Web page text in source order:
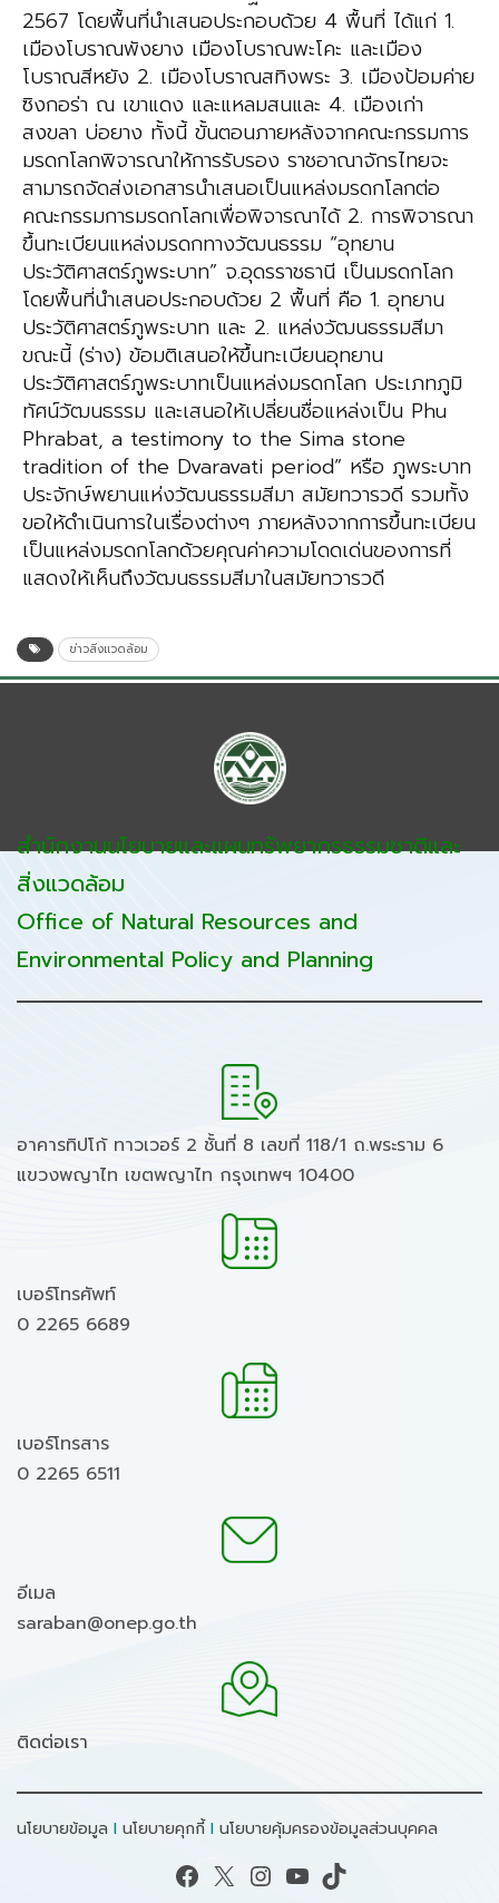
2567 โดยพื้นที่นำเสนอประกอบด้วย 4 พื้นที่ ได้แก่ 1.
เมืองโบราณพังยาง เมืองโบราณพะโคะ และเมือง
โบราณสีหยัง 2. เมืองโบราณสทิงพระ 3. เมืองป้อมค่าย
ซิงกอร่า ณ เขาแดง และแหลมสนและ 4. เมืองเก่า
สงขลา บ่อยาง ทั้งนี้ ขั้นตอนภายหลังจากคณะกรรมการ
มรดกโลกพิจารณาให้การรับรอง ราชอาณาจักรไทยจะ
สามารถจัดส่งเอกสารนำเสนอเป็นแหล่งมรดกโลกต่อ
คณะกรรมการมรดกโลกเพื่อพิจารณาได้ 2. การพิจารณา
ขึ้นทะเบียนแหล่งมรดกทางวัฒนธรรม “อุทยาน
ประวัติศาสตร์ภูพระบาท” จ.อุดรราชธานี เป็นมรดกโลก
โดยพื้นที่นำเสนอประกอบด้วย 2 พื้นที่ คือ 1. อุทยาน
ประวัติศาสตร์ภูพระบาท และ 2. แหล่งวัฒนธรรมสีมา
ขณะนี้ (ร่าง) ข้อมติเสนอให้ขึ้นทะเบียนอุทยาน
ประวัติศาสตร์ภูพระบาทเป็นแหล่งมรดกโลก ประเภทภูมิ
ทัศน์วัฒนธรรม และเสนอให้เปลี่ยนชื่อแหล่งเป็น Phu
Phrabat, a testimony to the Sima stone
tradition of the Dvaravati period” หรือ ภูพระบาท
ประจักษ์พยานแห่งวัฒนธรรมสีมา สมัยทวารวดี รวมทั้ง
ขอให้ดำเนินการในเรื่องต่างๆ ภายหลังจากการขึ้นทะเบียน
เป็นแหล่งมรดกโลกด้วยคุณค่าความโดดเด่นของการที่
แสดงให้เห็นถึงวัฒนธรรมสีมาในสมัยทวารวดี
ข่าวสิ่งแวดล้อม
สำนักงานนโยบายและแผนทรัพยากรธรรมชาติและ
สิ่งแวดล้อม
Office of Natural Resources and
Environmental Policy and Planning
อาคารทิปโก้ ทาวเวอร์ 2 ชั้นที่ 8 เลขที่ 118/1 ถ.พระราม 6
แขวงพญาไท เขตพญาไท กรุงเทพฯ 10400
เบอร์โทรศัพท์
0 2265 6689
เบอร์โทรสาร
0 2265 6511
อีเมล
saraban@onep.go.th
ติดต่อเรา
นโยบายข้อมูล I นโยบายคุกกี้ I นโยบายคุ้มครองข้อมูลส่วนบุคคล
Facebook X Instagram YouTube TikTok